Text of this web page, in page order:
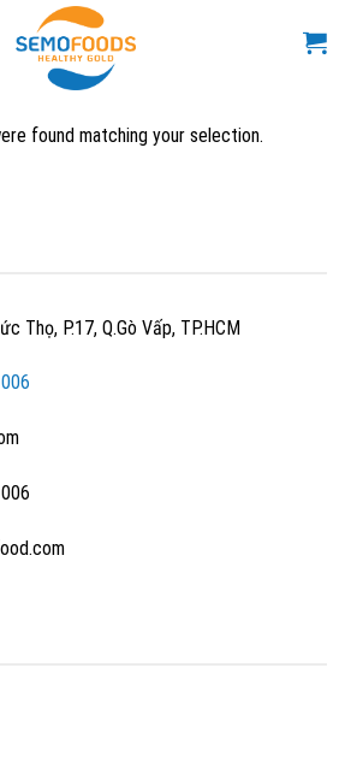
found matching your selection.
Thọ, P.17, Q.Gò Vấp, TP.HCM